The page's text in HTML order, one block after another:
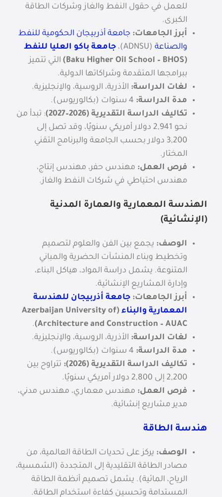
للعمل في حقول النفط والغاز وشركات الطاقة
الكبرى.
أبرز الجامعات: جامعة أذربيجان الحكومية للنفط
والصناعة (ADNSU)،
جامعة باكو العليا للنفط
(Baku Higher Oil School – BHOS)
التي تتميز
ببرامجها المتقدمة وشراكاتها الدولية.
لغات الدراسة: الأذرية، الروسية، والإنجليزية.
مدة الدراسة:
تكاليف الدراسة التقديرية (2026–2027)
: تبدأ من
نحو 2,941 دولار أمريكي سنويًا، وقد تصل إلى
3,200 دولار بحسب الجامعة والبرنامج التقني
المختار.
فرص العمل: مهندس حفر، مهندس إنتاج،
مهندس احتياطي في شركات النفط والغاز.
الهندسة المعمارية والعمارة المدنية
(الإنشائية)
الوصف: يجمع بين الفن والعلوم لتصميم
وتخطيط وبناء المنشآت الحضرية والمباني
المتنوعة. يشمل دراسة المواد، هياكل البناء،
وإدارة المشاريع الإنشائية.
أبرز الجامعات: جامعة أذربيجان للهندسة
المعمارية والبناء (Azerbaijan University of
Architecture and Construction – AUAC)
.
لغات الدراسة: الأذرية، الروسية، والإنجليزية.
مدة الدراسة:
تكاليف الدراسة التقديرية (2026):
تتراوح بين
2,200 إلى 2,800 دولار أمريكي سنويًا.
فرص العمل: مهندس معماري، مهندس مدني،
مدير مشاريع إنشائية.
هندسة الطاقة
الوصف: يركز على تحديات الطاقة العالمية، من
مصادر الطاقة التقليدية إلى المتجددة (الشمسية،
الرياح، المائية). يشمل تصميم أنظمة الطاقة
المستدامة وتحسين كفاءة استخدام الطاقة.